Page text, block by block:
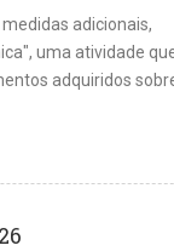
adicionais,
uma atividade
adquiridos